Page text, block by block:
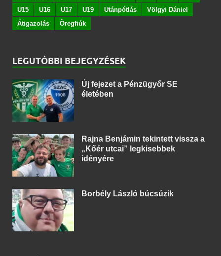
U15
U16 U17 U19 Utánpótlás
Völgyi Dániel
Átigazolás
Öregfiúk
LEGUTÓBBI BEJEGYZÉSEK
Új fejezet a Pénzügyőr SE
életében
Rajna Benjámin tekintett vissza a
„Kőér utcai” legkisebbek
idényére
Borbély László búcsúzik